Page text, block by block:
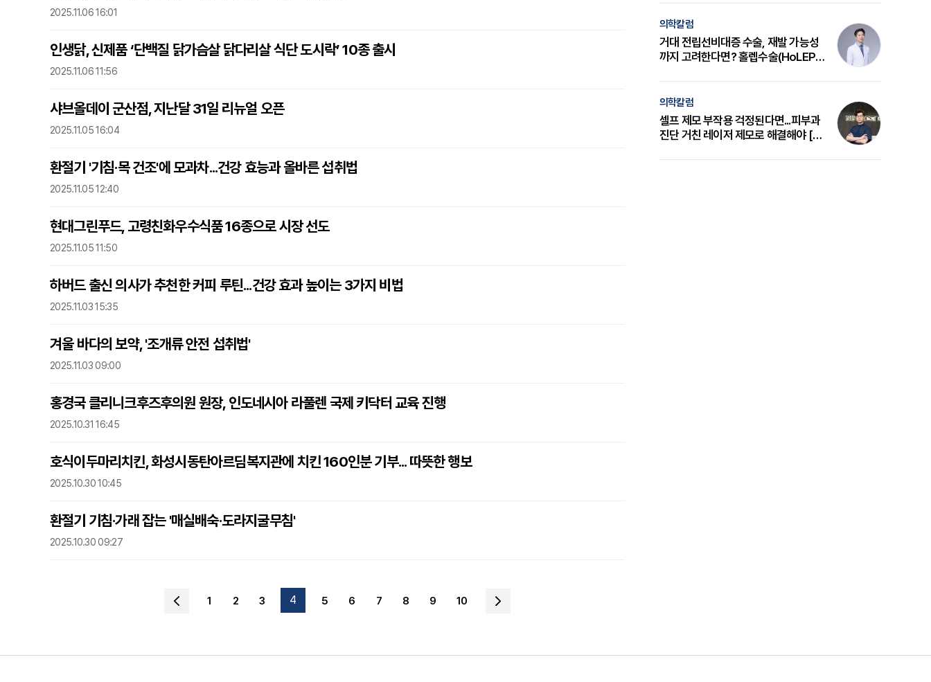
2025.11.06 16:01
인생닭, 신제품 ‘단백질 닭가슴살 닭다리살 식단 도시락’ 10종 출시
2025.11.06 11:56
샤브올데이 군산점, 지난달 31일 리뉴얼 오픈
2025.11.05 16:04
환절기 '기침·목 건조'에 모과차...건강 효능과 올바른 섭취법
2025.11.05 12:40
현대그린푸드, 고령친화우수식품 16종으로 시장 선도
2025.11.05 11:50
하버드 출신 의사가 추천한 커피 루틴...건강 효과 높이는 3가지 비법
2025.11.03 15:35
겨울 바다의 보약, '조개류 안전 섭취법'
2025.11.03 09:00
홍경국 클리니크후즈후의원 원장, 인도네시아 라풀렌 국제 키닥터 교육 진행
2025.10.31 16:45
호식이두마리치킨, 화성시동탄아르딤복지관에 치킨 160인분 기부... 따뜻한 행보
2025.10.30 10:45
환절기 기침·가래 잡는 '매실배숙·도라지굴무침'
2025.10.30 09:27
1 2 3 4 5 6 7 8 9 10
의학칼럼
거대 전립선비대증 수술, 재발 가능성
까지 고려한다면? 홀렙수술(HoLEP)
의학칼럼
셀프 제모 부작용 걱정된다면...피부과
진단 거친 레이저 제모로 해결해야 [변